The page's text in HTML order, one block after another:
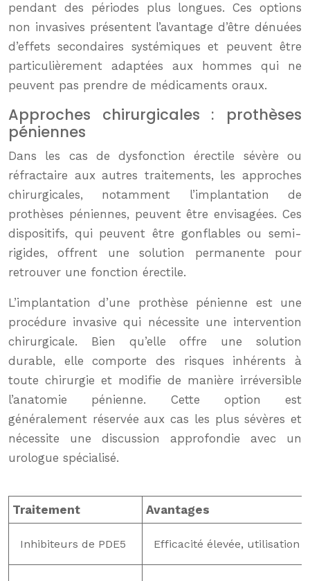
pendant des périodes plus longues. Ces options
non invasives présentent l’avantage d’être dénuées
d’effets secondaires systémiques et peuvent être
particulièrement adaptées aux hommes qui ne
peuvent pas prendre de médicaments oraux.
Approches chirurgicales : prothèses
péniennes
Dans les cas de dysfonction érectile sévère ou
réfractaire aux autres traitements, les approches
chirurgicales, notamment l’implantation de
prothèses péniennes, peuvent être envisagées. Ces
dispositifs, qui peuvent être gonflables ou semi-
rigides, offrent une solution permanente pour
retrouver une fonction érectile.
L’implantation d’une prothèse pénienne est une
procédure invasive qui nécessite une intervention
chirurgicale. Bien qu’elle offre une solution
durable, elle comporte des risques inhérents à
toute chirurgie et modifie de manière irréversible
l’anatomie pénienne. Cette option est
généralement réservée aux cas les plus sévères et
nécessite une discussion approfondie avec un
urologue spécialisé.
Traitement Avantages
Inhibiteurs de PDE5 Efficacité élevée, utilisation